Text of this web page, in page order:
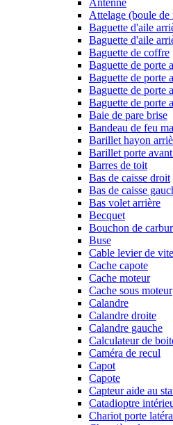
Antenne
Attelage (boule de
Baguette d'aile
Baguette d'aile
Baguette de coffre
Baguette de porte
Baguette de porte
Baguette de porte
Baguette de porte
Baie de pare brise
Bandeau de feu
Barillet hayon
Barillet porte
Barres de toit
Bas de caisse droit
Bas de caisse
Bas volet arrière
Becquet
Bouchon de
Buse
Cable levier de
Cache capote
Cache moteur
Cache sous moteur
Calandre
Calandre droite
Calandre gauche
Calculateur de
Caméra de recul
Capot
Capote
Capteur aide au
Catadioptre
Chariot porte